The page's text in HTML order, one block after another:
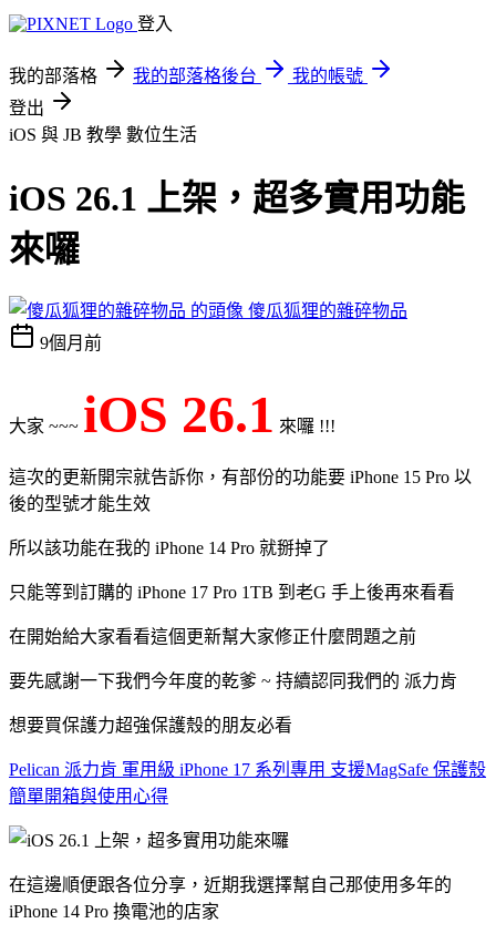
登入
我的部落格 我的部落格後台
我的帳號
登出
iOS 與 JB 教學 數位生活
iOS 26.1 上架，超多實用功能
來囉
傻瓜狐狸的雜碎物品
9個月前
大家 ~~~ iOS 26.1 來囉 !!!
這次的更新開宗就告訴你，有部份的功能要 iPhone 15 Pro 以
後的型號才能生效
所以該功能在我的 iPhone 14 Pro 就掰掉了
只能等到訂購的 iPhone 17 Pro 1TB 到老G 手上後再來看看
在開始給大家看看這個更新幫大家修正什麼問題之前
要先感謝一下我們今年度的乾爹 ~ 持續認同我們的 派力肯
想要買保護力超強保護殼的朋友必看
Pelican 派力肯 軍用級 iPhone 17 系列專用 支援MagSafe 保護殼
簡單開箱與使用心得
在這邊順便跟各位分享，近期我選擇幫自己那使用多年的
iPhone 14 Pro 換電池的店家